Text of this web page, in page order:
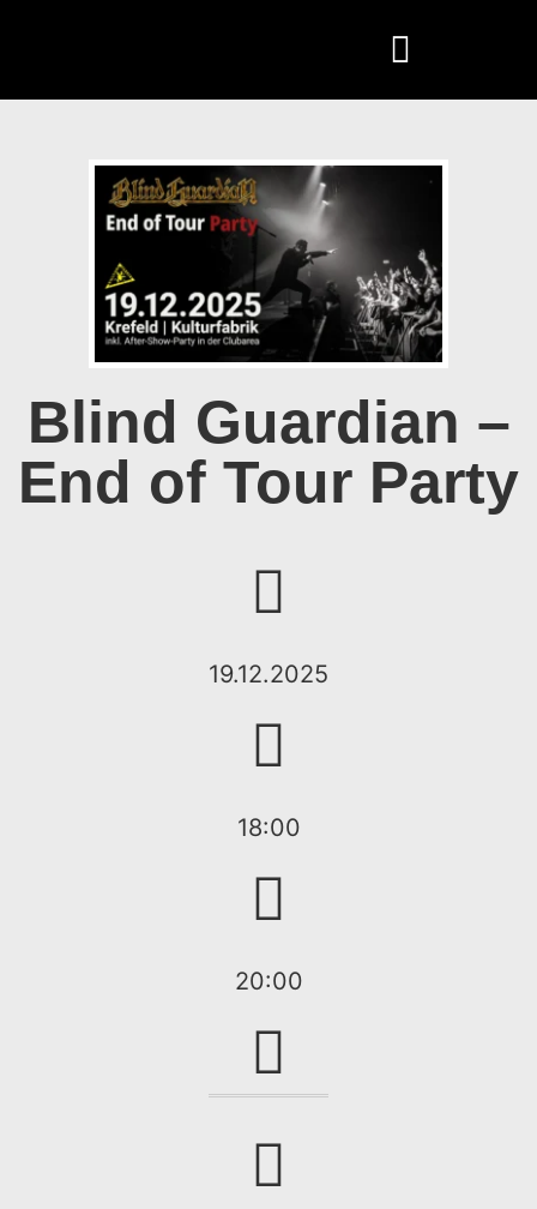
Blind Guardian –
End of Tour Party
19.12.2025
18:00
20:00